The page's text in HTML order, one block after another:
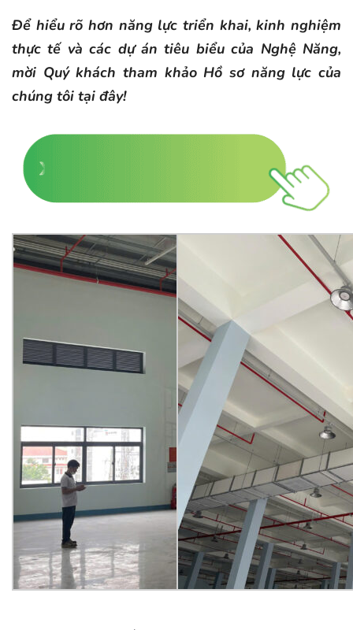
Để hiểu rõ hơn năng lực triển khai, kinh nghiệm
thực tế và các dự án tiêu biểu của Nghệ Năng,
mời Quý khách tham khảo Hồ sơ năng lực của
chúng tôi tại đây!